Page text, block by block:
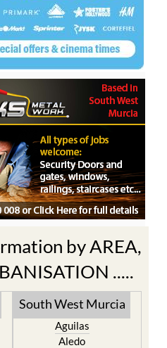
by AREA,
.....
South West Murcia
Aguilas
Aledo